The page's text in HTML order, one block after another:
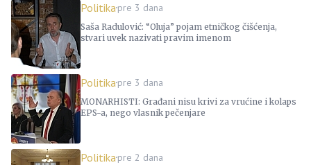
Politikapre 3 dana
Saša Radulović: “Oluja” pojam etničkog čišćenja,
stvari uvek nazivati pravim imenom
Politikapre 3 dana
MONARHISTI: Građani nisu krivi za vrućine i kolaps
EPS-a, nego vlasnik pečenjare
Politikapre 2 dana